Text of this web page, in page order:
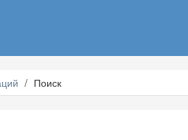
Поиск